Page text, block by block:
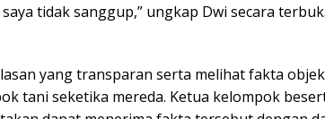
tidak sanggup,” ungkap Dwi secara
yang transparan serta melihat fakta
tani seketika mereda. Ketua kelompok